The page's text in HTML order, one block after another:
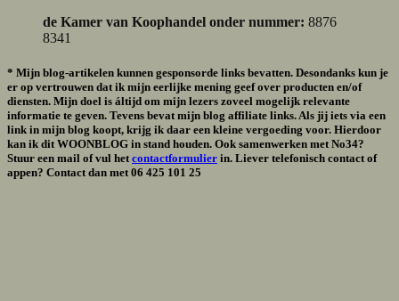
de Kamer van Koophandel onder nummer: 8876
8341
* Mijn blog-artikelen kunnen gesponsorde links bevatten. Desondanks kun je
er op vertrouwen dat ik mijn eerlijke mening geef over producten en/of
diensten. Mijn doel is áltijd om mijn lezers zoveel mogelijk relevante
informatie te geven. Tevens bevat mijn blog affiliate links. Als jij iets via een
link in mijn blog koopt, krijg ik daar een kleine vergoeding voor. Hierdoor
kan ik dit WOONBLOG in stand houden. Ook samenwerken met No34?
Stuur een mail of vul hetcontactformulier in. Liever telefonisch contact of
appen? Contact dan met06 425 101 25